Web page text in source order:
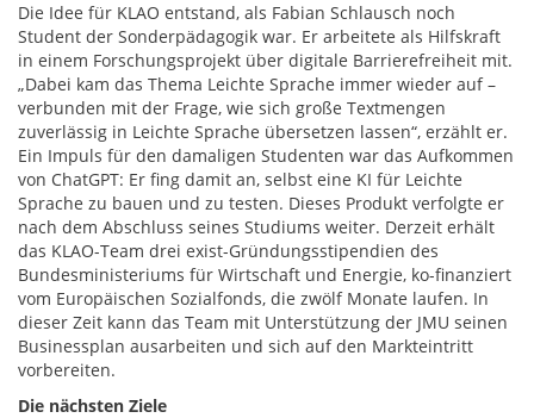
Die Idee für KLAO entstand, als Fabian Schlausch noch
Student der Sonderpädagogik war. Er arbeitete als Hilfskraft
in einem Forschungsprojekt über digitale Barrierefreiheit mit.
„Dabei kam das Thema Leichte Sprache immer wieder auf –
verbunden mit der Frage, wie sich große Textmengen
zuverlässig in Leichte Sprache übersetzen lassen“, erzählt er.
Ein Impuls für den damaligen Studenten war das Aufkommen
von ChatGPT: Er fing damit an, selbst eine KI für Leichte
Sprache zu bauen und zu testen. Dieses Produkt verfolgte er
nach dem Abschluss seines Studiums weiter. Derzeit erhält
das KLAO-Team drei exist-Gründungsstipendien des
Bundesministeriums für Wirtschaft und Energie, ko-finanziert
vom Europäischen Sozialfonds, die zwölf Monate laufen. In
dieser Zeit kann das Team mit Unterstützung der JMU seinen
Businessplan ausarbeiten und sich auf den Markteintritt
vorbereiten.
Die nächsten Ziele